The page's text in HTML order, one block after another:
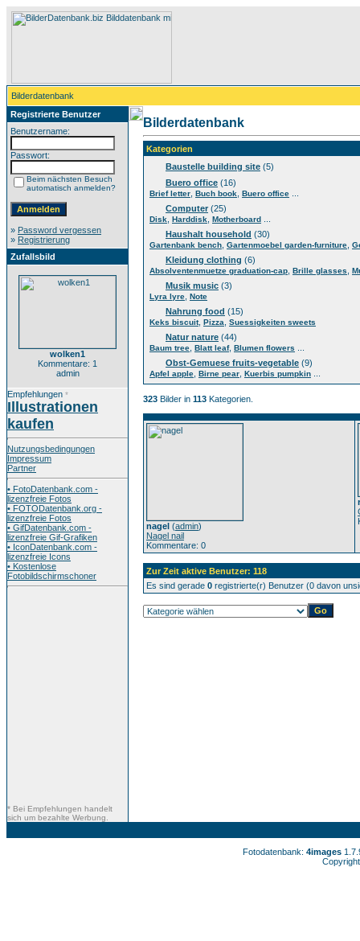
Bilderdatenbank
Registrierte Benutzer
Benutzername:
Passwort:
Beim nächsten Besuch
automatisch anmelden?
» Password vergessen
» Registrierung
Zufallsbild
wolken1
Kommentare: 1
admin
Empfehlungen *
Illustrationen
kaufen
Nutzungsbedingungen
Impressum
Partner
• FotoDatenbank.com -
lizenzfreie Fotos
• FOTODatenbank.org -
lizenzfreie Fotos
• GifDatenbank.com -
lizenzfreie Gif-Grafiken
• IconDatenbank.com -
lizenzfreie Icons
• Kostenlose
Fotobildschirmschoner
* Bei Empfehlungen handelt
sich um bezahlte Werbung.
Bilderdatenbank
Kategorien
Baustelle building site (5)
Buero office (16)
Brief letter Buch book Buero office
Computer(25)
Disk Harddisk Motherboard
Haushalt household (30)
Gartenbank bench Gartenmoebel garden-furniture
Kleidung clothing (6)
Absolventenmuetze graduation-cap Brille glasses
Musik music (3)
Lyra lyre Note
Nahrung food (15)
Keks biscuit, Pizza Suessigkeiten sweets
Natur nature (44)
Baum tree Blatt leaf, Blumen flowers
Obst-Gemuese fruits-vegetable (9)
Apfel apple Birne pear Kuerbis pumpkin
323 Bilder in 113 Kategorien.
nagel (admin)
Nagel nail
Kommentare: 0
Zur Zeit aktive Benutzer: 118
Es sind gerade 0 registrierte(r) Benutzer (0 davon
Fotodatenbank: 4images